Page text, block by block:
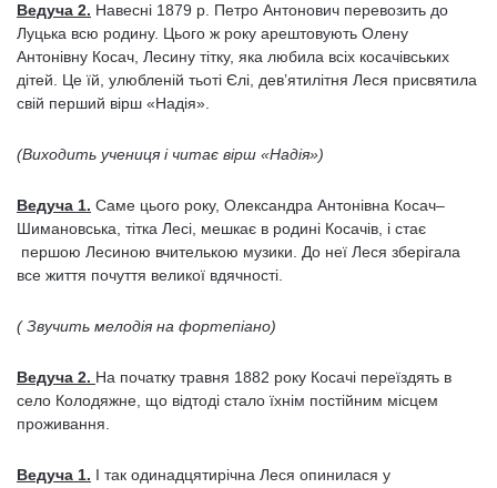
Ведуча 2. Навесні 1879 р. Петро Антонович перевозить до
Луцька всю родину. Цього ж року арештовують Олену
Антонівну Косач, Лесину тітку, яка любила всіх косачівських
дітей. Це їй, улюбленій тьоті Єлі, дев’ятилітня Леся присвятила
свій перший вірш «Надія».
(Виходить учениця і читає вірш «Надія»)
Ведуча 1. Саме цього року, Олександра Антонівна Косач–
Шимановська, тітка Лесі, мешкає в родині Косачів, і стає
першою Лесиною вчителькою музики. До неї Леся зберігала
все життя почуття великої вдячності.
( Звучить мелодія на фортепіано)
Ведуча 2. На початку травня 1882 року Косачі переїздять в
село Колодяжне, що відтоді стало їхнім постійним місцем
проживання.
Ведуча 1. І так одинадцятирічна Леся опинилася у